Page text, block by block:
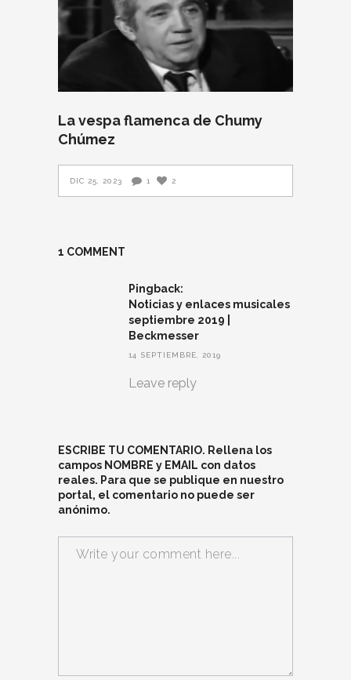
La vespa flamenca de Chumy
Chúmez
DIC 25, 2023 1 2
1 COMMENT
Pingback:
Noticias y enlaces musicales
septiembre 2019 |
Beckmesser
14 SEPTIEMBRE, 2019
Leave reply
ESCRIBE TU COMENTARIO. Rellena los
campos NOMBRE y EMAIL con datos
reales. Para que se publique en nuestro
portal, el comentario no puede ser
anónimo.